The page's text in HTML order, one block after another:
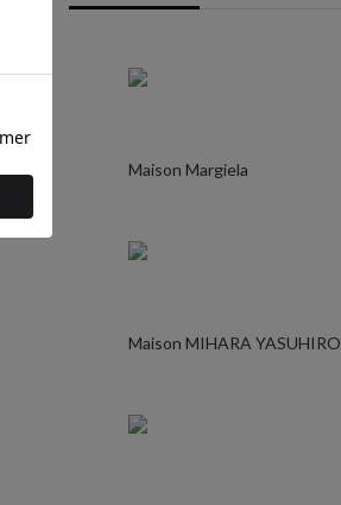
Maison Margiela
Maison MIHARA YASUHIRO